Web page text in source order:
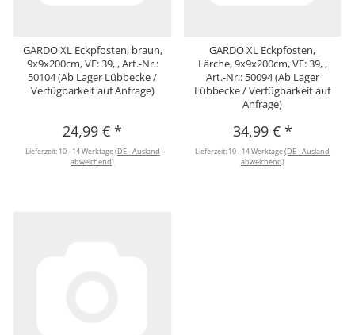
GARDO XL Eckpfosten, braun,
9x9x200cm, VE: 39, , Art.-Nr.:
50104 (Ab Lager Lübbecke /
Verfügbarkeit auf Anfrage)
24,99 €*
Lieferzeit: 10 - 14 Werktage(DE - Ausland
abweichend)
GARDO XL Eckpfosten,
Lärche, 9x9x200cm, VE: 39, ,
Art.-Nr.: 50094 (Ab Lager
Lübbecke / Verfügbarkeit auf
Anfrage)
34,99 € *
Lieferzeit: 10 - 14 Werktage(DE - Ausland
abweichend)